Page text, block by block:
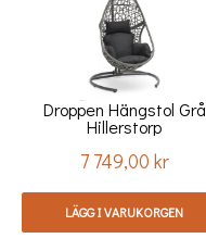
Droppen Hängstol Grå
Hillerstorp
Pris
7 749,00 kr
LÄGG I VARUKORGEN